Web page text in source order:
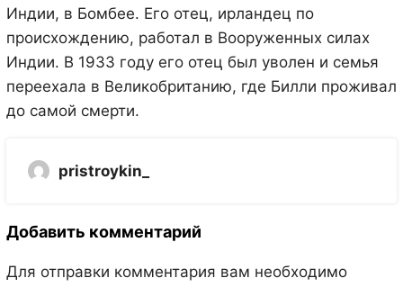
Индии, в Бомбее. Его отец, ирландец по
происхождению, работал в Вооруженных силах
Индии. В 1933 году его отец был уволен и семья
переехала в Великобританию, где Билли проживал
до самой смерти.
pristroykin_
Добавить комментарий
Для отправки комментария вам необходимо